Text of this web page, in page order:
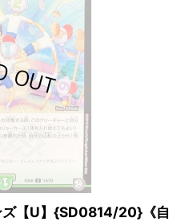
ズ【U】{SD0814/20}《自